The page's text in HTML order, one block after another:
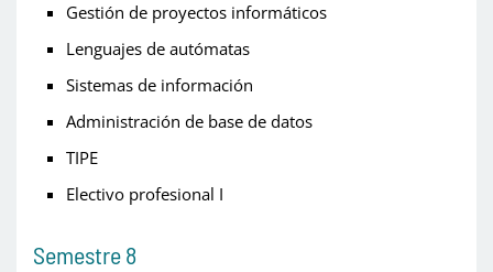
Gestión de proyectos informáticos
Lenguajes de autómatas
Sistemas de información
Administración de base de datos
TIPE
Electivo profesional I
Semestre 8